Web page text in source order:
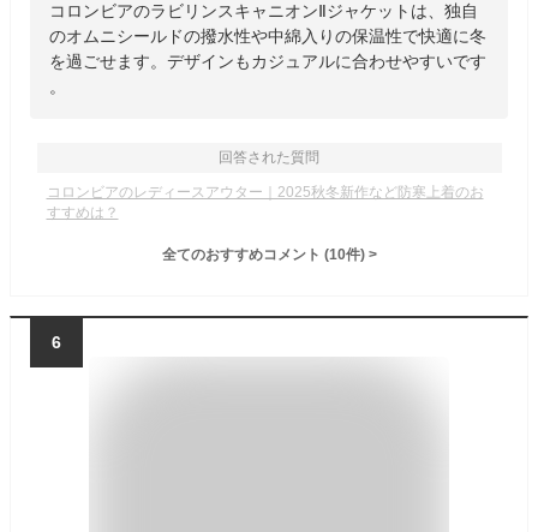
コロンビアのラビリンスキャニオンⅡジャケットは、独自
のオムニシールドの撥水性や中綿入りの保温性で快適に冬
を過ごせます。デザインもカジュアルに合わせやすいです
。
回答された質問
コロンビアのレディースアウター｜2025秋冬新作など防寒上着のお
すすめは？
全てのおすすめコメント (10件) >
6